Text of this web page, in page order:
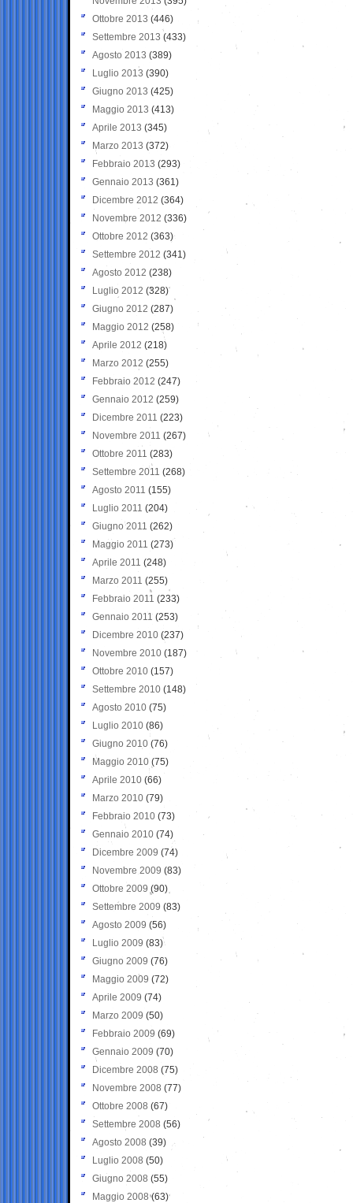
Ottobre 2013 (446)
Settembre 2013 (433)
Agosto 2013 (389)
Luglio 2013 (390)
Giugno 2013 (425)
Maggio 2013 (413)
Aprile 2013 (345)
Marzo 2013 (372)
Febbraio 2013 (293)
Gennaio 2013 (361)
Dicembre 2012 (364)
Novembre 2012 (336)
Ottobre 2012 (363)
Settembre 2012 (341)
Agosto 2012 (238)
Luglio 2012 (328)
Giugno 2012 (287)
Maggio 2012 (258)
Aprile 2012 (218)
Marzo 2012 (255)
Febbraio 2012 (247)
Gennaio 2012 (259)
Dicembre 2011 (223)
Novembre 2011 (267)
Ottobre 2011 (283)
Settembre 2011 (268)
Agosto 2011 (155)
Luglio 2011 (204)
Giugno 2011 (262)
Maggio 2011 (273)
Aprile 2011 (248)
Marzo 2011 (255)
Febbraio 2011 (233)
Gennaio 2011 (253)
Dicembre 2010 (237)
Novembre 2010 (187)
Ottobre 2010 (157)
Settembre 2010 (148)
Agosto 2010 (75)
Luglio 2010 (86)
Giugno 2010 (76)
Maggio 2010 (75)
Aprile 2010 (66)
Marzo 2010 (79)
Febbraio 2010 (73)
Gennaio 2010 (74)
Dicembre 2009 (74)
Novembre 2009 (83)
Ottobre 2009 (90)
Settembre 2009 (83)
Agosto 2009 (56)
Luglio 2009 (83)
Giugno 2009 (76)
Maggio 2009 (72)
Aprile 2009 (74)
Marzo 2009 (50)
Febbraio 2009 (69)
Gennaio 2009 (70)
Dicembre 2008 (75)
Novembre 2008 (77)
Ottobre 2008 (67)
Settembre 2008 (56)
Agosto 2008 (39)
Luglio 2008 (50)
Giugno 2008 (55)
Maggio 2008(63)